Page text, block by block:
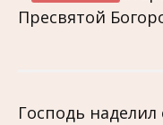
Господь